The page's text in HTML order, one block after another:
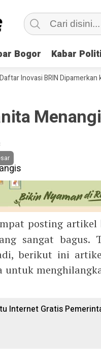
Bogor Kabar
Bogor Kabar
BRIN Dipamerkan ke
posting artikel
sangat bagus.
berikut ini
untuk
Internet Gratis